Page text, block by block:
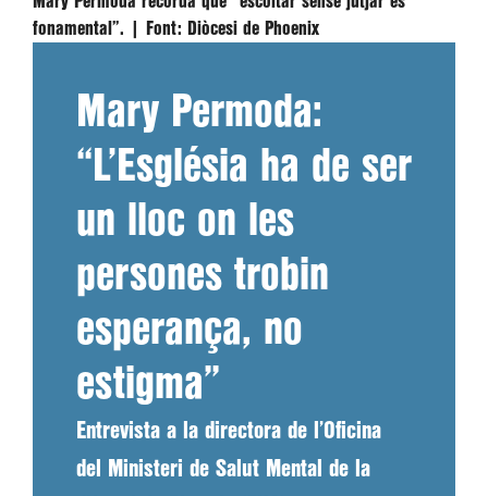
fonamental”. |
Font: Diòcesi de Phoenix
Mary Permoda:
“L’Església ha de ser
un lloc on les
persones trobin
esperança, no
estigma”
Entrevista a la directora de l’Oficina
del Ministeri de Salut Mental de la